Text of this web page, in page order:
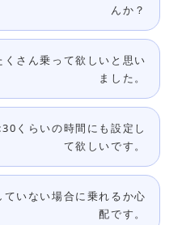
んか？
くさん乗って欲しいと思い
ました。
くらいの時間にも設定し
て欲しいです。
いない場合に乗れるか心
配です。